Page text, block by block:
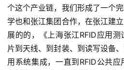
个这个产业链，我们形成了一个
学也和张江集团合作，在张江建
展的的，《上海张江RFID应用
片到天线、到封装、到读写设备
用系统集成，一直到RFID公共